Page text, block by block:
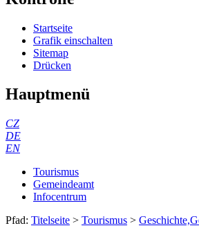
Startseite
Grafik einschalten
Sitemap
Drücken
Hauptmenü
CZ
DE
EN
Tourismus
Gemeindeamt
Infocentrum
Pfad: Titelseite > Tourismus >